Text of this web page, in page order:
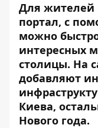
Для жителей
портал, с
можно
интересных
столицы. На
добавляют
Киева,
Нового года.